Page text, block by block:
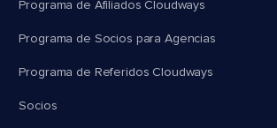
Programa de Afiliados Cloudways
Programa de Socios para Agencias
Programa de Referidos Cloudways
Socios